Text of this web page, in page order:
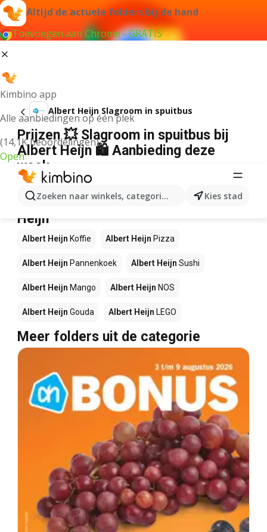
Altijd de actuele folders bij de hand
Toevoegen aan Chrome - GRATIS
Kimbino app
Alle aanbiedingen op één plek
(14,1K beoordelingen)
Open
Zoeken naar winkels, categorieën, producten...
Kies stad
Albert Heijn Slagroom in spuitbus
Prijzen 💥 Slagroom in spuitbus bij
Albert Heijn 🛍️ Aanbieding deze
week
Wij konden geen resultaten vinden voor die term.
Andere producten in winkels Albert
Heijn
Albert Heijn Koffie Albert Heijn Pizza
Albert Heijn Pannenkoek Albert Heijn Sushi
Albert Heijn Mango Albert Heijn NOS
Albert Heijn Gouda Albert Heijn LEGO
Meer folders uit de categorie